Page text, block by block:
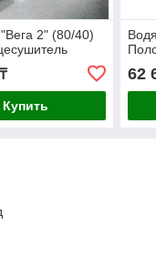
2" (80/40)
Купить
62